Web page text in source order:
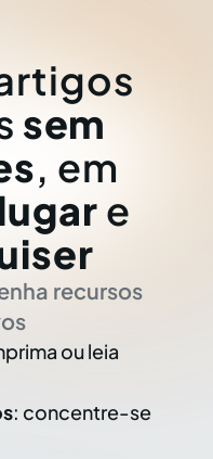
sem
, em
e
recursos
ou leia
: concentre-se